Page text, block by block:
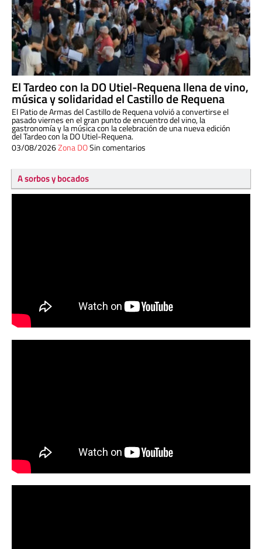
El Tardeo con la DO Utiel-Requena llena de vino,
música y solidaridad el Castillo de Requena
El Patio de Armas del Castillo de Requena volvió a convertirse el
pasado viernes en el gran punto de encuentro del vino, la
gastronomía y la música con la celebración de una nueva edición
del Tardeo con la DO Utiel-Requena.
03/08/2026Zona DOSin comentarios
A sorbos y bocados